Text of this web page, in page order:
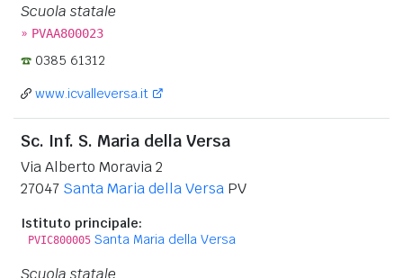
Scuola statale
» PVAA800023
0385 61312
www.icvalleversa.it
Sc. Inf. S. Maria della Versa
Via Alberto Moravia 2
27047 Santa Maria della Versa PV
Istituto principale:
PVIC800005 Santa Maria della Versa
Scuola statale